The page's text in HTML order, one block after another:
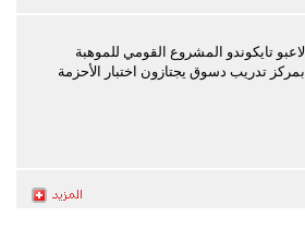
لاعبو تايكوندو المشروع القومي للموهبة
بمركز تدريب دسوق يجتازون اختبار الأحزمة